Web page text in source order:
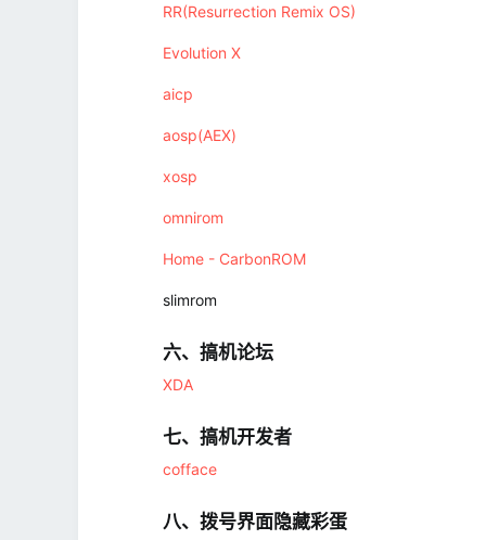
RR(Resurrection Remix OS)
Evolution X
aicp
aosp(AEX)
xosp
omnirom
Home - CarbonROM
slimrom
六、搞机论坛​
XDA
七、搞机开发者​
cofface
八、拨号界面隐藏彩蛋​